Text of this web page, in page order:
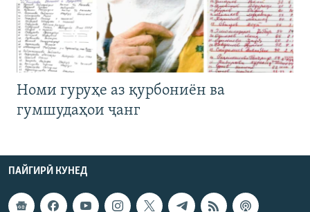
Номи гуруҳе аз қурбониён ва
гумшудаҳои ҷанг
ПАЙГИРӢ КУНЕД